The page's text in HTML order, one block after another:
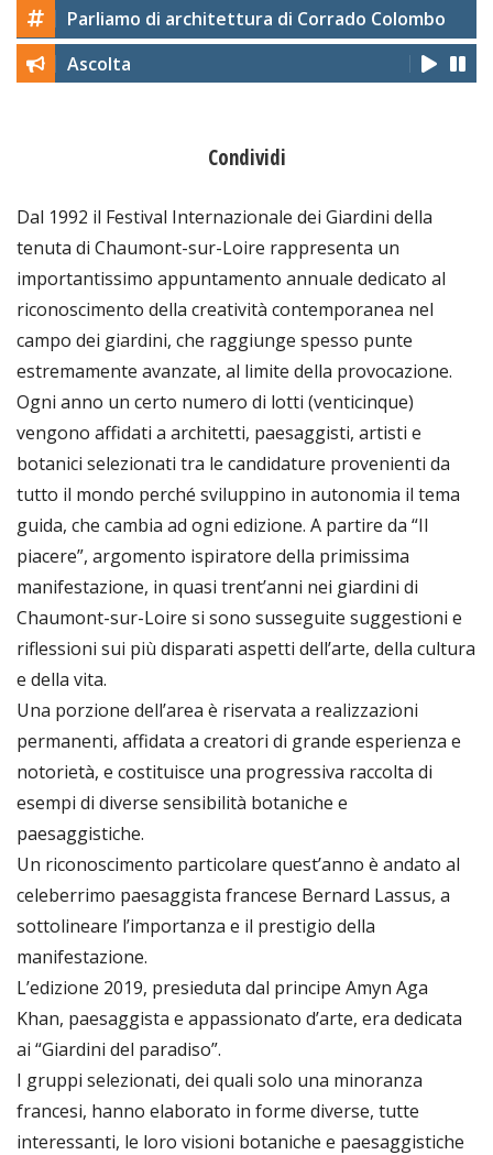
Parliamo di architettura di Corrado Colombo
Ascolta
Condividi
Dal 1992 il Festival Internazionale dei Giardini della
tenuta di Chaumont-sur-Loire rappresenta un
importantissimo appuntamento annuale dedicato al
riconoscimento della creatività contemporanea nel
campo dei giardini, che raggiunge spesso punte
estremamente avanzate, al limite della provocazione.
Ogni anno un certo numero di lotti (venticinque)
vengono affidati a architetti, paesaggisti, artisti e
botanici selezionati tra le candidature provenienti da
tutto il mondo perché sviluppino in autonomia il tema
guida, che cambia ad ogni edizione. A partire da “Il
piacere”, argomento ispiratore della primissima
manifestazione, in quasi trent’anni nei giardini di
Chaumont-sur-Loire si sono susseguite suggestioni e
riflessioni sui più disparati aspetti dell’arte, della cultura
e della vita.
Una porzione dell’area è riservata a realizzazioni
permanenti, affidata a creatori di grande esperienza e
notorietà, e costituisce una progressiva raccolta di
esempi di diverse sensibilità botaniche e
paesaggistiche.
Un riconoscimento particolare quest’anno è andato al
celeberrimo paesaggista francese Bernard Lassus, a
sottolineare l’importanza e il prestigio della
manifestazione.
L’edizione 2019, presieduta dal principe Amyn Aga
Khan, paesaggista e appassionato d’arte, era dedicata
ai “Giardini del paradiso”.
I gruppi selezionati, dei quali solo una minoranza
francesi, hanno elaborato in forme diverse, tutte
interessanti, le loro visioni botaniche e paesaggistiche